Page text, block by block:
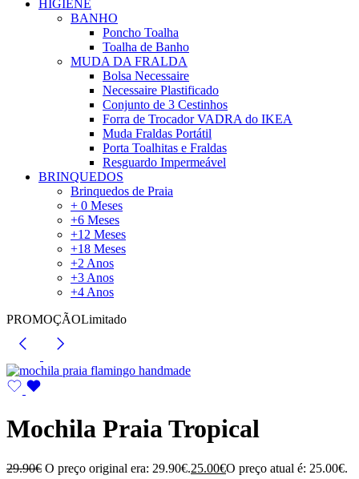
HIGIENE
BANHO
Poncho Toalha
Toalha de Banho
MUDA DA FRALDA
Bolsa Necessaire
Necessaire Plastificado
Conjunto de 3 Cestinhos
Forra de Trocador VADRA do IKEA
Muda Fraldas Portátil
Porta Toalhitas e Fraldas
Resguardo Impermeável
BRINQUEDOS
Brinquedos de Praia
+ 0 Meses
+6 Meses
+12 Meses
+18 Meses
+2 Anos
+3 Anos
+4 Anos
PROMOÇÃOLimitado
Mochila Praia Tropical
29.90€ O preço original era: 29.90€.25.00€O preço atual é: 25.00€.